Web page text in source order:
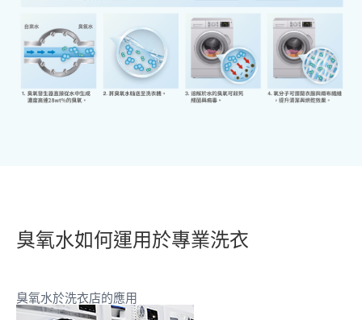
臭氧水如何運用於專業洗衣
臭氧水於洗衣店的應用